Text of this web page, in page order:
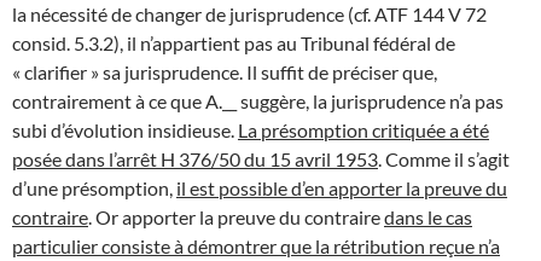
la nécessité de changer de jurisprudence (cf. ATF 144 V 72
consid. 5.3.2), il n’appartient pas au Tribunal fédéral de
« clarifier » sa jurisprudence. Il suffit de préciser que,
contrairement à ce que A.__ suggère, la jurisprudence n’a pas
subi d’évolution insidieuse. La présomption critiquée a été
posée dans l’arrêt H 376/50 du 15 avril 1953 . Comme il s’agit
d’une présomption, il est possible d’en apporter la preuve du
contraire . Or apporter la preuve du contrairedans le cas
particulier consiste à démontrer que la rétribution reçue n’a